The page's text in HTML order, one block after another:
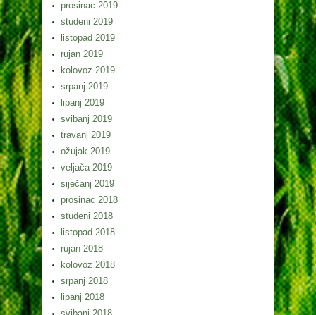
prosinac 2019
studeni 2019
listopad 2019
rujan 2019
kolovoz 2019
srpanj 2019
lipanj 2019
svibanj 2019
travanj 2019
ožujak 2019
veljača 2019
siječanj 2019
prosinac 2018
studeni 2018
listopad 2018
rujan 2018
kolovoz 2018
srpanj 2018
lipanj 2018